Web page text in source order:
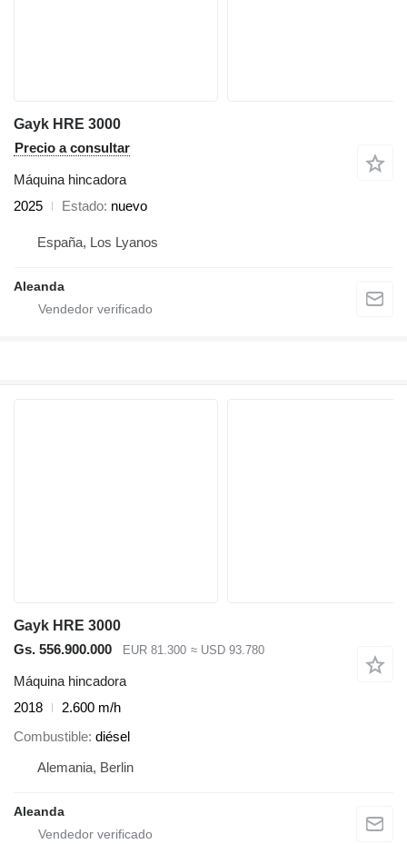
Gayk HRE 3000
Precio a consultar
Máquina hincadora
2025
Estado nuevo
España, Los Lyanos
Aleanda
Gayk HRE 3000
Gs. 556.900.000
EUR 81.300 ≈ USD 93.780
Máquina hincadora
2018
2.600 m/h
Combustible diésel
Alemania, Berlin
Aleanda